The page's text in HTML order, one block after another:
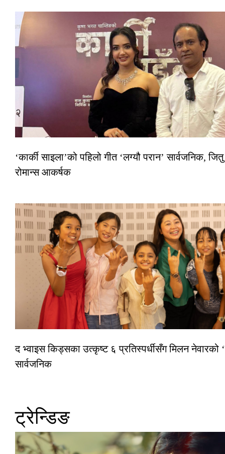
‘कार्की साइला’को पहिलो गीत ‘लग्यौ परान’ सार्वजनिक,
रोमान्स आकर्षक
द भ्वाइस किड्सका उत्कृष्ट ६ प्रतिस्पर्धीसँग मिलन नेवारको
सार्वजनिक
ट्रेन्डिङ